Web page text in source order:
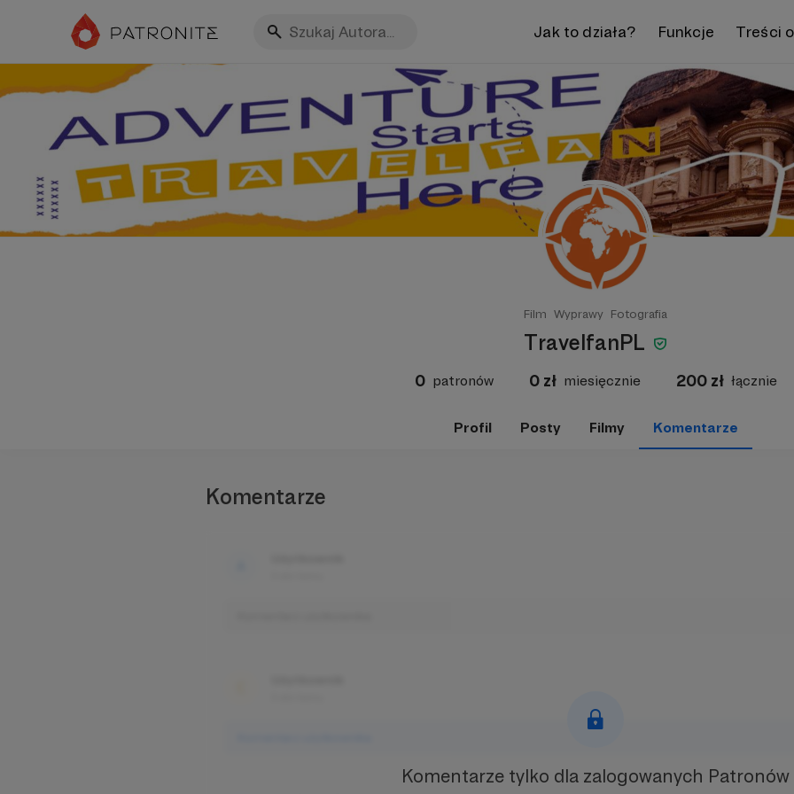
Jak to działa? Funkcje Treści
Film Wyprawy Fotografia
TravelfanPL
0 patronów 0 zł miesięcznie 200 zł łącznie
Profil Posty Filmy Komentarze
Komentarze
Komentarze tylko dla zalogowanych Patronów